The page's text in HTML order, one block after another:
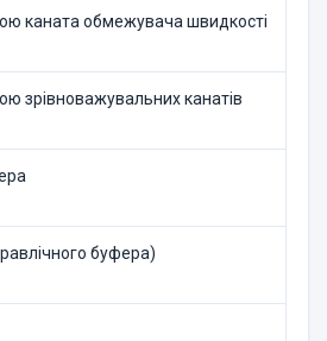
каната обмежувача швидкості
зрівноважувальних канатів
буфера)